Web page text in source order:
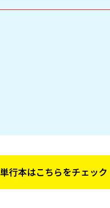
単行本はこちらをチェック